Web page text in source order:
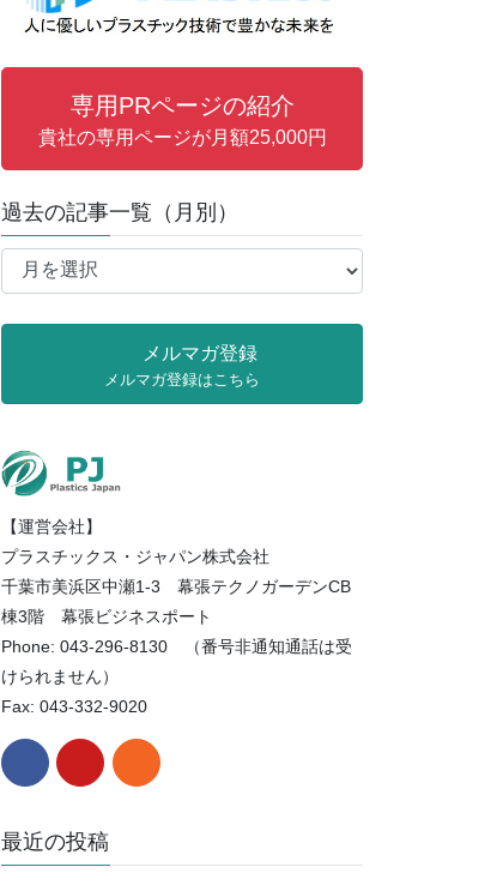
専用PRページの紹介
貴社の専用ページが月額25,000円
過去の記事一覧（月別）
過
（月
別）
メルマガ登録
メルマガ登録はこちら
【運営会社】
プラスチックス・ジャパン株式会社
千葉市美浜区中瀬1-3 幕張テクノガーデンCB
棟3階 幕張ビジネスポート
Phone: 043-296-8130 （番号非通知通話は受
けられません）
Fax: 043-332-9020
最近の投稿